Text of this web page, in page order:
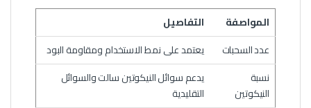
المواصفة
التفاصيل
عدد السحبات
يعتمد على نمط الاستخدام ومقاومة البود
نسبة
النيكوتين
يدعم سوائل النيكوتين سالت والسوائل
التقليدية